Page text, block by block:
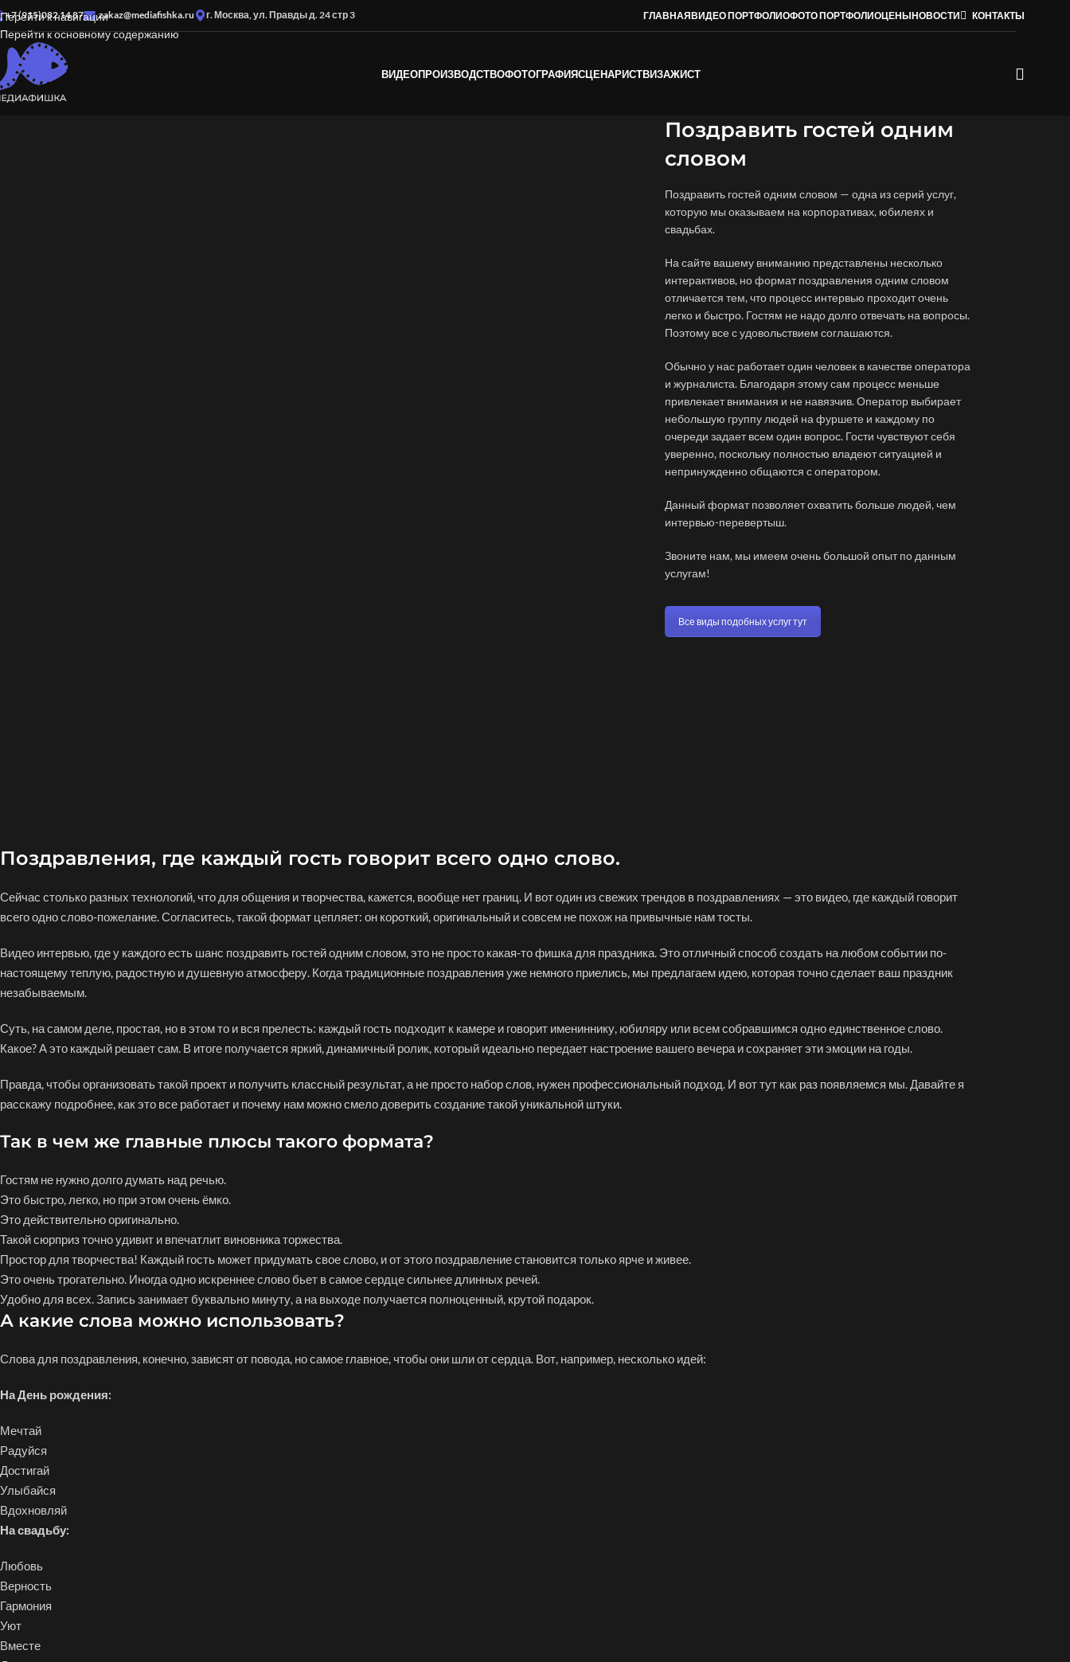
Перейти к навигации
Перейти к основному содержанию
+7 (915)082 14 87 zakaz@mediafishka.ru г. Москва, ул. Правды д. 24 стр 3 ГЛАВНАЯВИДЕО ПОРТФОЛИОФОТО ПОРТФОЛИОЦЕНЫНОВОСТИ КОНТАКТЫ
ВИДЕОПРОИЗВОДСТВОФОТОГРАФИЯСЦЕНАРИСТВИЗАЖИСТ
Поздравить гостей одним
словом
Поздравить гостей одним словом — одна из серий услуг,
которую мы оказываем на корпоративах, юбилеях и
свадьбах.
На сайте вашему вниманию представлены несколько
интерактивов, но формат поздравления одним словом
отличается тем, что процесс интервью проходит очень
легко и быстро. Гостям не надо долго отвечать на вопросы.
Поэтому все с удовольствием соглашаются.
Обычно у нас работает один человек в качестве оператора
и журналиста. Благодаря этому сам процесс меньше
привлекает внимания и не навязчив. Оператор выбирает
небольшую группу людей на фуршете и каждому по
очереди задает всем один вопрос. Гости чувствуют себя
уверенно, поскольку полностью владеют ситуацией и
непринужденно общаются с оператором.
Данный формат позволяет охватить больше людей, чем
интервью-перевертыш.
Звоните нам, мы имеем очень большой опыт по данным
услугам!
Все виды подобных услуг тут
Поздравления, где каждый гость говорит всего одно слово.
Сейчас столько разных технологий, что для общения и творчества, кажется, вообще нет границ. И вот один из свежих трендов в поздравлениях — это видео, где каждый говорит
всего одно слово-пожелание. Согласитесь, такой формат цепляет: он короткий, оригинальный и совсем не похож на привычные нам тосты.
Видео интервью, где у каждого есть шанс поздравить гостей одним словом, это не просто какая-то фишка для праздника. Это отличный способ создать на любом событии по-
настоящему теплую, радостную и душевную атмосферу. Когда традиционные поздравления уже немного приелись, мы предлагаем идею, которая точно сделает ваш праздник
незабываемым.
Суть, на самом деле, простая, но в этом то и вся прелесть: каждый гость подходит к камере и говорит имениннику, юбиляру или всем собравшимся одно единственное слово.
Какое? А это каждый решает сам. В итоге получается яркий, динамичный ролик, который идеально передает настроение вашего вечера и сохраняет эти эмоции на годы.
Правда, чтобы организовать такой проект и получить классный результат, а не просто набор слов, нужен профессиональный подход. И вот тут как раз появляемся мы. Давайте я
расскажу подробнее, как это все работает и почему нам можно смело доверить создание такой уникальной штуки.
Так в чем же главные плюсы такого формата?
Гостям не нужно долго думать над речью.
Это быстро, легко, но при этом очень ёмко.
Это действительно оригинально.
Такой сюрприз точно удивит и впечатлит виновника торжества.
Простор для творчества! Каждый гость может придумать свое слово, и от этого поздравление становится только ярче и живее.
Это очень трогательно. Иногда одно искреннее слово бьет в самое сердце сильнее длинных речей.
Удобно для всех. Запись занимает буквально минуту, а на выходе получается полноценный, крутой подарок.
А какие слова можно использовать?
Слова для поздравления, конечно, зависят от повода, но самое главное, чтобы они шли от сердца. Вот, например, несколько идей:
На День рождения:
Мечтай
Радуйся
Достигай
Улыбайся
Вдохновляй
На свадьбу:
Любовь
Верность
Гармония
Уют
Вместе